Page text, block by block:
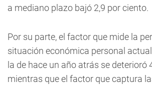
a mediano plazo bajó 2,9 por ciento.
Por su parte, el factor que mide la
situación económica personal
la de hace un año atrás se deterioró
mientras que el factor que captura